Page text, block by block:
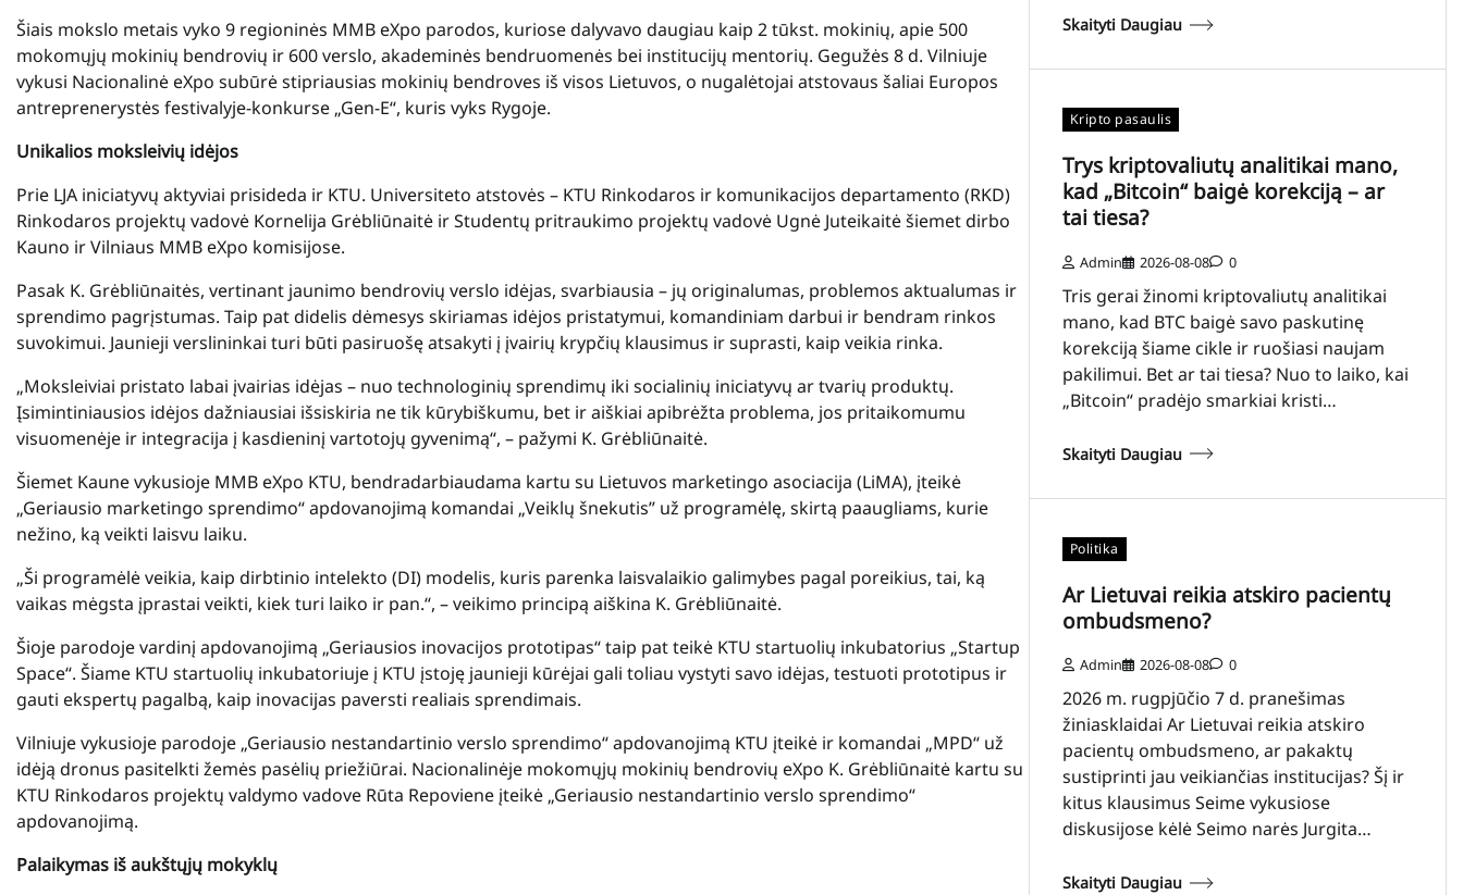
Šiais mokslo metais vyko 9 regioninės MMB eXpo parodos, kuriose dalyvavo daugiau kaip 2 tūkst. mokinių, apie 500
mokomųjų mokinių bendrovių ir 600 verslo, akademinės bendruomenės bei institucijų mentorių. Gegužės 8 d. Vilniuje
vykusi Nacionalinė eXpo subūrė stipriausias mokinių bendroves iš visos Lietuvos, o nugalėtojai atstovaus šaliai Europos
antreprenerystės festivalyje-konkurse „Gen-E“, kuris vyks Rygoje.
Unikalios moksleivių idėjos
Prie LJA iniciatyvų aktyviai prisideda ir KTU. Universiteto atstovės – KTU Rinkodaros ir komunikacijos departamento (RKD)
Rinkodaros projektų vadovė Kornelija Grėbliūnaitė ir Studentų pritraukimo projektų vadovė Ugnė Juteikaitė šiemet dirbo
Kauno ir Vilniaus MMB eXpo komisijose.
Pasak K. Grėbliūnaitės, vertinant jaunimo bendrovių verslo idėjas, svarbiausia – jų originalumas, problemos aktualumas ir
sprendimo pagrįstumas. Taip pat didelis dėmesys skiriamas idėjos pristatymui, komandiniam darbui ir bendram rinkos
suvokimui. Jaunieji verslininkai turi būti pasiruošę atsakyti į įvairių krypčių klausimus ir suprasti, kaip veikia rinka.
„Moksleiviai pristato labai įvairias idėjas – nuo technologinių sprendimų iki socialinių iniciatyvų ar tvarių produktų.
Įsimintiniausios idėjos dažniausiai išsiskiria ne tik kūrybiškumu, bet ir aiškiai apibrėžta problema, jos pritaikomumu
visuomenėje ir integracija į kasdieninį vartotojų gyvenimą“, – pažymi K. Grėbliūnaitė.
Šiemet Kaune vykusioje MMB eXpo KTU, bendradarbiaudama kartu su Lietuvos marketingo asociacija (LiMA), įteikė
„Geriausio marketingo sprendimo“ apdovanojimą komandai „Veiklų šnekutis” už programėlę, skirtą paaugliams, kurie
nežino, ką veikti laisvu laiku.
„Ši programėlė veikia, kaip dirbtinio intelekto (DI) modelis, kuris parenka laisvalaikio galimybes pagal poreikius, tai, ką
vaikas mėgsta įprastai veikti, kiek turi laiko ir pan.“, – veikimo principą aiškina K. Grėbliūnaitė.
Šioje parodoje vardinį apdovanojimą „Geriausios inovacijos prototipas“ taip pat teikė KTU startuolių inkubatorius „Startup
Space“. Šiame KTU startuolių inkubatoriuje į KTU įstoję jaunieji kūrėjai gali toliau vystyti savo idėjas, testuoti prototipus ir
gauti ekspertų pagalbą, kaip inovacijas paversti realiais sprendimais.
Vilniuje vykusioje parodoje „Geriausio nestandartinio verslo sprendimo“ apdovanojimą KTU įteikė ir komandai „MPD“ už
idėją dronus pasitelkti žemės pasėlių priežiūrai. Nacionalinėje mokomųjų mokinių bendrovių eXpo K. Grėbliūnaitė kartu su
KTU Rinkodaros projektų valdymo vadove Rūta Repoviene įteikė „Geriausio nestandartinio verslo sprendimo“
apdovanojimą.
Palaikymas iš aukštųjų mokyklų
Skaityti Daugiau
Kripto pasaulis
Trys kriptovaliutų analitikai mano,
kad „Bitcoin“ baigė korekciją – ar
tai tiesa?
Admin 2026-08-08 0
Tris gerai žinomi kriptovaliutų analitikai
mano, kad BTC baigė savo paskutinę
korekciją šiame cikle ir ruošiasi naujam
pakilimui. Bet ar tai tiesa? Nuo to laiko, kai
„Bitcoin“ pradėjo smarkiai kristi…
Skaityti Daugiau
Politika
Ar Lietuvai reikia atskiro pacientų
ombudsmeno?
Admin 2026-08-08 0
2026 m. rugpjūčio 7 d. pranešimas
žiniasklaidai Ar Lietuvai reikia atskiro
pacientų ombudsmeno, ar pakaktų
sustiprinti jau veikiančias institucijas? Šį ir
kitus klausimus Seime vykusiose
diskusijose kėlė Seimo narės Jurgita…
Skaityti Daugiau